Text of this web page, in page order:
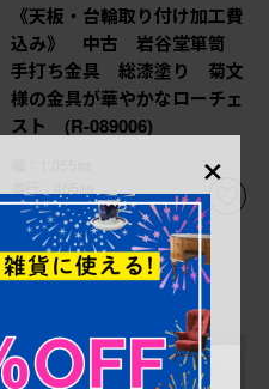
《天板・台輪取り付け加工費
込み》 中古 岩谷堂箪笥
手打ち金具 総漆塗り 菊文
様の金具が華やかなローチェ
スト (R-089006)
高さ：610㎜
×